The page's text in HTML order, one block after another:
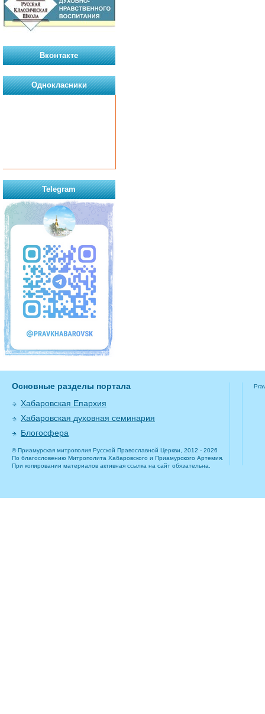
Вконтакте
Однокласники
Telegram
Основные разделы портала
Хабаровская Епархия
Хабаровская духовная семинария
Блогосфера
© Приамурская митрополия Русской Православной Церкви, 2012 - 2026
По благословению Митрополита Хабаровского и Приамурского Артемия.
При копировании материалов активная ссылка на сайт обязательна.